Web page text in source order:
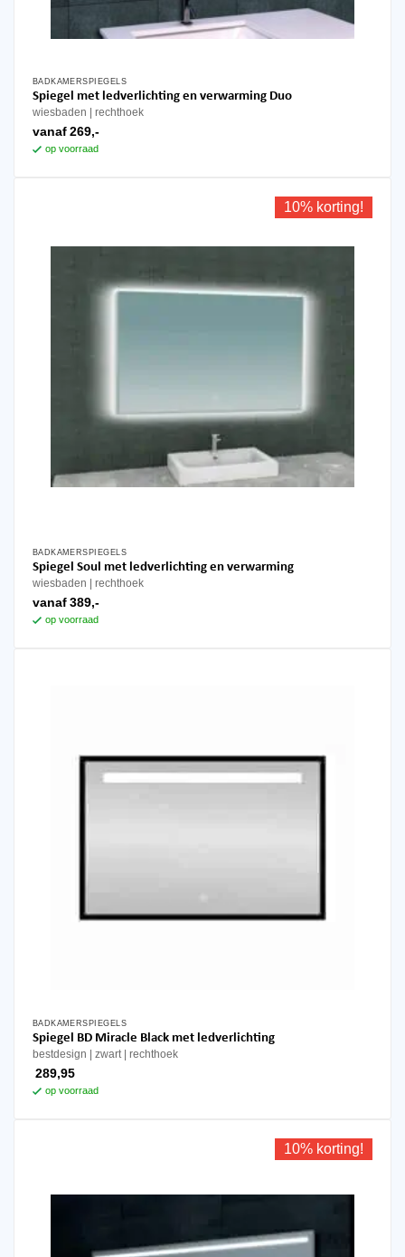
BADKAMERSPIEGELS
Spiegel met ledverlichting en verwarming Duo
wiesbaden rechthoek
vanaf 269,-
op voorraad
Dit
product
10% korting!
BADKAMERSPIEGELS
Spiegel Soul met ledverlichting en verwarming
wiesbaden rechthoek
vanaf 389,-
op voorraad
Dit
product
productpagina
BADKAMERSPIEGELS
Spiegel BD Miracle Black met ledverlichting
bestdesign zwart rechthoek
289,95
op voorraad
10% korting!